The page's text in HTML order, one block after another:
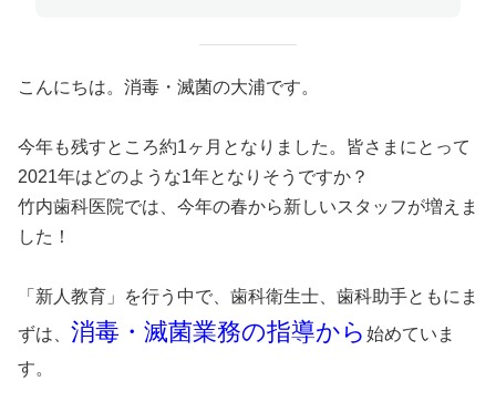
こんにちは。消毒・滅菌の大浦です。
今年も残すところ約1ヶ月となりました。皆さまにとって
2021年はどのような1年となりそうですか？
竹内歯科医院では、今年の春から新しいスタッフが増えま
した！
「新人教育」を行う中で、歯科衛生士、歯科助手ともにま
ずは、 消毒・滅菌業務の指導から 始めていま
す。